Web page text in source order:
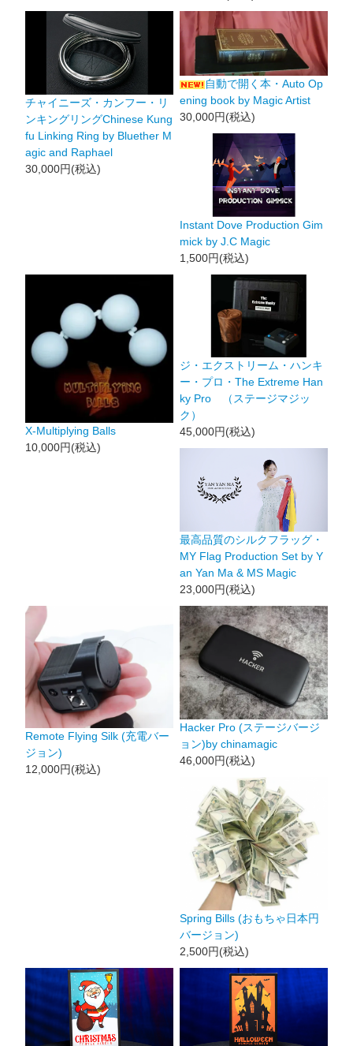
チャイニーズ・カンフー・リ
ンキングリングChinese Kung
fu Linking Ring by Bluether M
agic and Raphael
30,000円(税込)
自動で開く本・Auto Op
ening book by Magic Artist
30,000円(税込)
Instant Dove Production Gim
mick by J.C Magic
1,500円(税込)
X-Multiplying Balls
10,000円(税込)
ジ・エクストリーム・ハンキ
ー・プロ・The Extreme Han
ky Pro （ステージマジッ
ク）
45,000円(税込)
最高品質のシルクフラッグ・
MY Flag Production Set by Y
an Yan Ma & MS Magic
23,000円(税込)
Remote Flying Silk (充電バー
ジョン)
12,000円(税込)
Hacker Pro (ステージバージ
ョン)by chinamagic
46,000円(税込)
Spring Bills (おもちゃ日本円
バージョン)
2,500円(税込)